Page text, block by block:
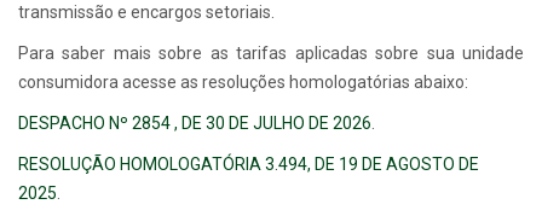
transmissão e encargos setoriais.
Para saber mais sobre as tarifas aplicadas sobre sua unidade
consumidora acesse as resoluções homologatórias abaixo:
DESPACHO Nº 2854 , DE 30 DE JULHO DE 2026
RESOLUÇÃO HOMOLOGATÓRIA 3.494, DE 19 DE AGOSTO DE
2025